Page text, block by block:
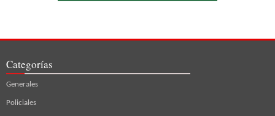
Categorías
Generales
Policiales